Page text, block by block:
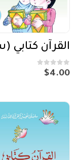
0
out of 5
$4.00